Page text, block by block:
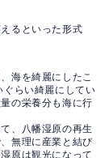
るといった形式
海を綺麗にしたこ
ぐらい綺麗にしてい
の栄養分も海に行
、八幡湿原の再生
無理に産業と結び
原は観光になって